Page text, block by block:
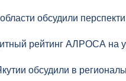
обсудили
рейтинг АЛРОСА на
обсудили в